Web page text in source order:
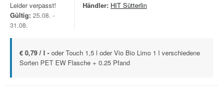
Leider verpasst!
Gültig: 25.08. -
31.08.
Händler: HIT Sütterlin
€ 0,79 / l - oder Touch 1,5 l oder Vio Bio Limo 1 l verschiedene
Sorten PET EW Flasche + 0.25 Pfand